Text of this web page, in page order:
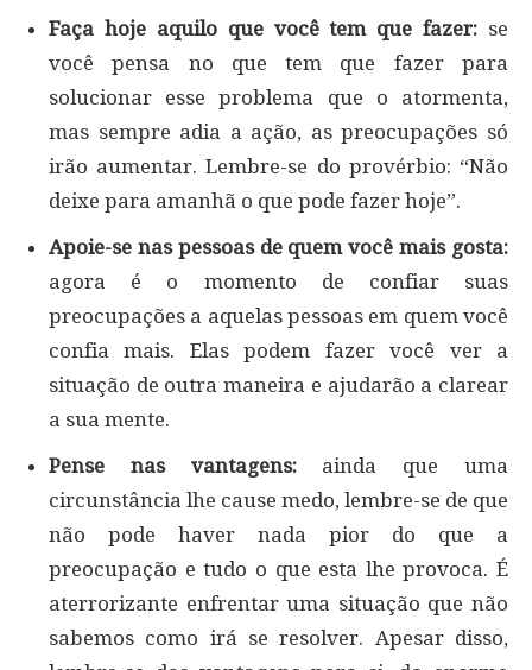
Faça hoje aquilo que você tem que fazer: se
você pensa no que tem que fazer para
solucionar esse problema que o atormenta,
mas sempre adia a ação, as preocupações só
irão aumentar. Lembre-se do provérbio: “Não
deixe para amanhã o que pode fazer hoje”.
Apoie-se nas pessoas de quem você mais gosta:
agora é o momento de confiar suas
preocupações a aquelas pessoas em quem você
confia mais. Elas podem fazer você ver a
situação de outra maneira e ajudarão a clarear
a sua mente.
Pense nas vantagens:ainda que uma
circunstância lhe cause medo, lembre-se de que
não pode haver nada pior do que a
preocupação e tudo o que esta lhe provoca. É
aterrorizante enfrentar uma situação que não
sabemos como irá se resolver. Apesar disso,